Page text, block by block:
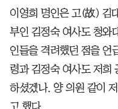
이영희 명인은 고(故) 김
부인 김정숙 여사도 청와
인들을 격려했던 점을 언
령과 김정숙 여사도 저희
하셨겠나. 양 의원 같이
고 했다.